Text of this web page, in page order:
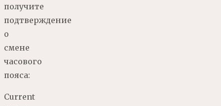
получите
подтверждение
о
смене
часового
пояса:
Current